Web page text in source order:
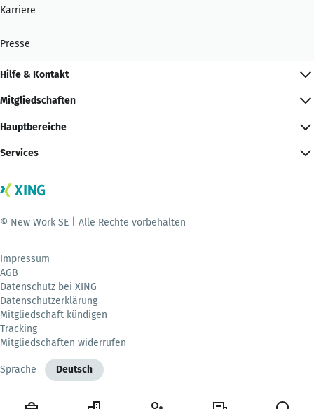
Karriere
Presse
Hilfe & Kontakt
Mitgliedschaften
Hauptbereiche
Services
© New Work SE | Alle Rechte vorbehalten
Impressum
AGB
Datenschutz bei XING
Datenschutzerklärung
Mitgliedschaft kündigen
Tracking
Mitgliedschaften widerrufen
Sprache Deutsch